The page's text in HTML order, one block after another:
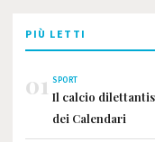
PIÙ LETTI
01 SPORT
Il calcio
dei Calendari